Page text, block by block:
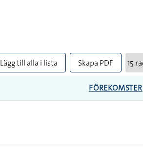
Lägg till alla i lista Skapa PDF
FÖREKOMSTER